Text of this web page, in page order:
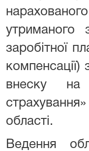
утриманого
заробітної
компенсації)
внеску на
області.
Ведення